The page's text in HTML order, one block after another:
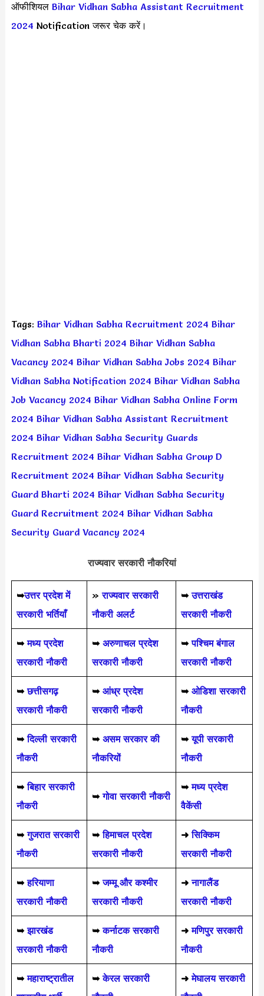
ऑफीशियल Bihar Vidhan Sabha Assistant Recruitment
2024 Notification जरूर चेक करें।
Tags: Bihar Vidhan Sabha Recruitment 2024 Bihar
Vidhan Sabha Bharti 2024 Bihar Vidhan Sabha
Vacancy 2024 Bihar Vidhan Sabha Jobs 2024 Bihar
Vidhan Sabha Notification 2024 Bihar Vidhan Sabha
Job Vacancy 2024 Bihar Vidhan Sabha Online Form
2024 Bihar Vidhan Sabha Assistant Recruitment
2024 Bihar Vidhan Sabha Security Guards
Recruitment 2024 Bihar Vidhan Sabha Group D
Recruitment 2024 Bihar Vidhan Sabha Security
Guard Bharti 2024 Bihar Vidhan Sabha Security
Guard Recruitment 2024 Bihar Vidhan Sabha
Security Guard Vacancy 2024
राज्यवार सरकारी नौकरियां
➥उत्तर प्रदेश में
सरकारी भर्तियाँ
»राज्यवार सरकारी
नौकरी अलर्ट
➥ उत्तराखंड
सरकारी नौकरी
➥ मध्य प्रदेश
सरकारी नौकरी
➥ अरुणाचल प्रदेश
सरकारी नौकरी
➥ पश्चिम बंगाल
सरकारी नौकरी
➥ छत्तीसगढ़
सरकारी नौकरी
➥ आंध्र प्रदेश
सरकारी नौकरी
➥ ओडिशा सरकारी
नौकरी
➥ दिल्ली सरकारी
नौकरी
➥ असम सरकार की
नौकरियों
➥ यूपी सरकारी
नौकरी
➥बिहार सरकारी
नौकरी
➥गोवा सरकारी नौकरी
➥ मध्य प्रदेश
वैकेंसी
➥ गुजरात सरकारी
नौकरी
➥हिमाचल प्रदेश
सरकारी नौकरी
➜ सिक्किम
सरकारी नौकरी
➥हरियाणा
सरकारी नौकरी
➥जम्मू और कश्मीर
सरकारी नौकरी
➜ नागालैंड
सरकारी नौकरी
➥ झारखंड
सरकारी नौकरी
➥ कर्नाटक सरकारी
नौकरी
➜ मणिपुर सरकारी
नौकरी
➥ महाराष्ट्रातील
➥ केरल सरकारी
➜ मेघालय सरकारी